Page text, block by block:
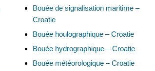
Bouée de signalisation maritime –
Croatie
Bouée houlographique – Croatie
Bouée hydrographique – Croatie
Bouée météorologique – Croatie